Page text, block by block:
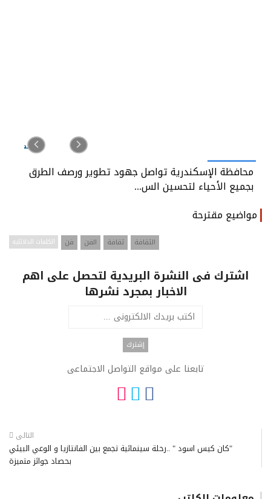
تواصل جهود تطوير ورصف الطرق
لتحسين الس...
محافظة
مواضيع مقترحة
الكلمات الدلائليه فن الفن ثقافة الثقافة
اشترك فى النشرة البريدية لتحصل على اهم
الاخبار بمجرد نشرها
تابعنا على مواقع التواصل الاجتماعى
التالى
"كان كيس اسود " ..رحلة سينمائية تجمع بين الفانتازيا و الوعي البيئي
بحصاد جوائز متميزة